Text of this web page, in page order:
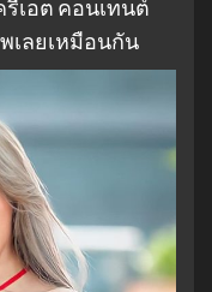
รีเอต คอนเทนต์
เลยเหมือนกัน